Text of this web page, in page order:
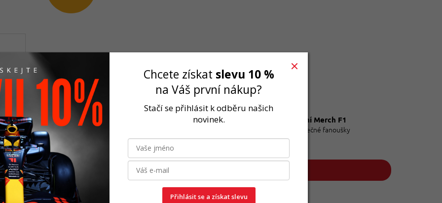
Rychlé odeslání
Oficiální Merch F1
Pro skutečné fanoušky
Chcete získat slevu 10 %
na Váš první nákup?
Stačí se přihlásit k odběru našich
novinek.
Přihlásit se a získat slevu